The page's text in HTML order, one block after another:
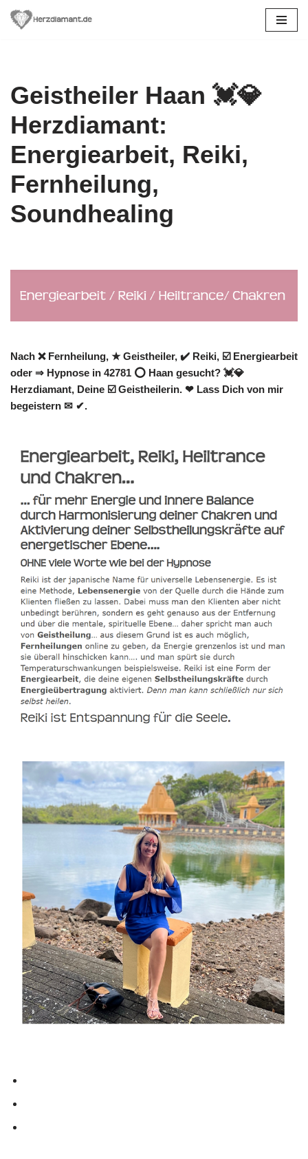
Geistheiler Haan 💓️💎
Herzdiamant:
Energiearbeit, Reiki,
Fernheilung,
Soundhealing
Nach ❌ Fernheilung, ★ Geistheiler, ✔️ Reiki, ☑️ Energiearbeit
oder ⇒ Hypnose in 42781 ⭕ Haan gesucht? 💓️💎
Herzdiamant, Deine ☑️ Geistheilerin. ❤ Lass Dich von mir
begeistern ✉ ✔.